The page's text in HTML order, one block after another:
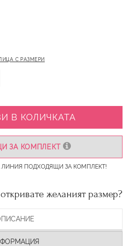
С РАЗМЕРИ
В КОЛИЧКАТА
ЗА КОМПЛЕКТ
ПОДХОДЯЩИ ЗА КОМПЛЕКТ!
желаният размер?